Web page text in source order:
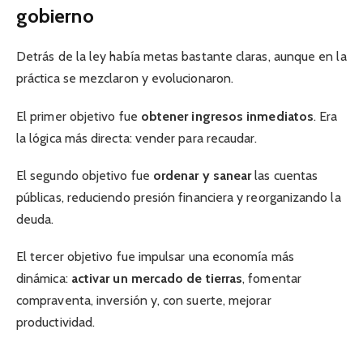
gobierno
Detrás de la ley había metas bastante claras, aunque en la
práctica se mezclaron y evolucionaron.
El primer objetivo fue obtener ingresos inmediatos. Era
la lógica más directa: vender para recaudar.
El segundo objetivo fue ordenar y sanearlas cuentas
públicas, reduciendo presión financiera y reorganizando la
deuda.
El tercer objetivo fue impulsar una economía más
dinámica: activar un mercado de tierras, fomentar
compraventa, inversión y, con suerte, mejorar
productividad.